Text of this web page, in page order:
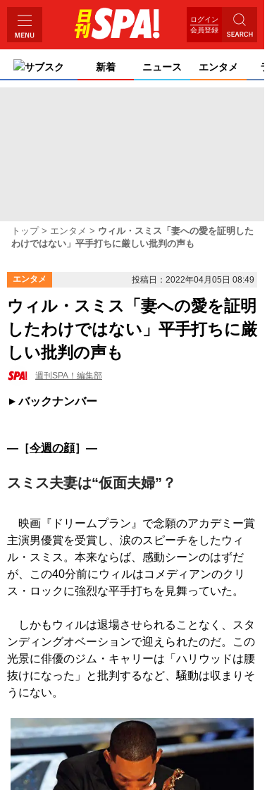
ログイン
会員登録
サブスク 新着 ニュース エンタメ ライ
トップ エンタメ
ウィル・スミス「妻への愛を証明した
わけではない」平手打ちに厳しい批判の声も
エンタメ 投稿日：2022年04月05日 08:49
ウィル・スミス「妻への愛を証明
したわけではない」平手打ちに厳
しい批判の声も
週刊SPA！編集部
バックナンバー
―［今週の顔］―
スミス夫妻は“仮面夫婦”？
映画『ドリームプラン』で念願のアカデミー賞
主演男優賞を受賞し、涙のスピーチをしたウィ
ル・スミス。本来ならば、感動シーンのはずだ
が、この40分前にウィルはコメディアンのクリ
ス・ロックに強烈な平手打ちを見舞っていた。
しかもウィルは退場させられることなく、スタ
ンディングオベーションで迎えられたのだ。この
光景に俳優のジム・キャリーは「ハリウッドは腰
抜けになった」と批判するなど、騒動は収まりそ
うにない。